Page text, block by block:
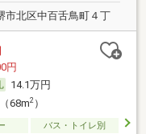
市北区中百舌鳥町４丁
円
14.1万円
68m2）
バス・トイレ別